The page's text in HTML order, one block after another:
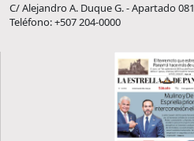
C/ Alejandro A. Duque G. - Apartado
Teléfono: +507 204-0000